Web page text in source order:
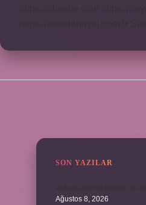
SON YAZILAR
Ağustos 8, 2026